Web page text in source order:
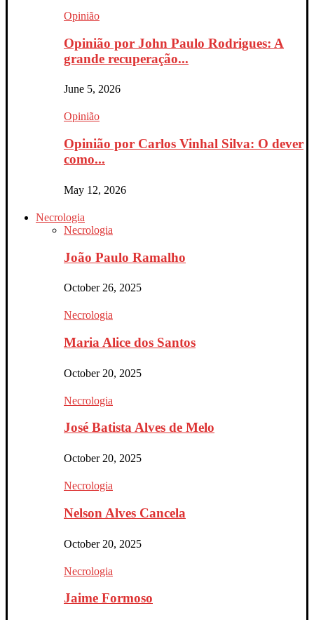
Opinião
Opinião por John Paulo Rodrigues: A
grande recuperação...
June 5, 2026
Opinião
Opinião por Carlos Vinhal Silva: O dever
como...
May 12, 2026
Necrologia
Necrologia
João Paulo Ramalho
October 26, 2025
Necrologia
Maria Alice dos Santos
October 20, 2025
Necrologia
José Batista Alves de Melo
October 20, 2025
Necrologia
Nelson Alves Cancela
October 20, 2025
Necrologia
Jaime Formoso